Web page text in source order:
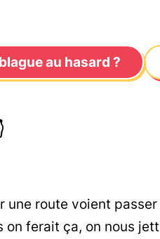
au hasard ?
une route voient
ferait ça, on nous